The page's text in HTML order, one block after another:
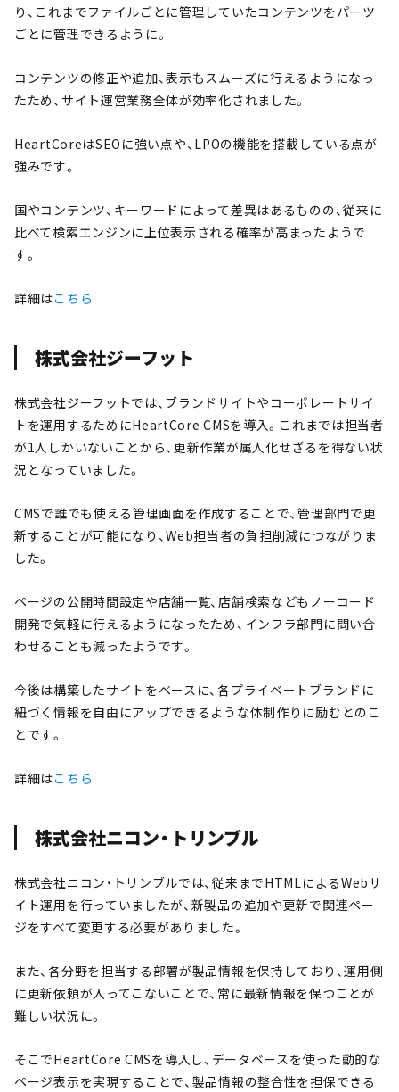
り、これまでファイルごとに管理していたコンテンツをパーツ
ごとに管理できるように。
コンテンツの修正や追加、表示もスムーズに行えるようになっ
たため、サイト運営業務全体が効率化されました。
HeartCoreはSEOに強い点や、LPOの機能を搭載している点が
強みです。
国やコンテンツ、キーワードによって差異はあるものの、従来に
比べて検索エンジンに上位表示される確率が高まったようで
す。
詳細はこちら
株式会社ジーフット
株式会社ジーフットでは、ブランドサイトやコーポレートサイ
トを運用するためにHeartCore CMSを導入。これまでは担当者
が1人しかいないことから、更新作業が属人化せざるを得ない状
況となっていました。
CMSで誰でも使える管理画面を作成することで、管理部門で更
新することが可能になり、Web担当者の負担削減につながりま
した。
ページの公開時間設定や店舗一覧、店舗検索などもノーコード
開発で気軽に行えるようになったため、インフラ部門に問い合
わせることも減ったようです。
今後は構築したサイトをベースに、各プライベートブランドに
紐づく情報を自由にアップできるような体制作りに励むとのこ
とです。
詳細はこちら
株式会社ニコン・トリンブル
株式会社ニコン・トリンブルでは、従来までHTMLによるWebサ
イト運用を行っていましたが、新製品の追加や更新で関連ペー
ジをすべて変更する必要がありました。
また、各分野を担当する部署が製品情報を保持しており、運用側
に更新依頼が入ってこないことで、常に最新情報を保つことが
難しい状況に。
そこでHeartCore CMSを導入し、データベースを使った動的な
ページ表示を実現することで、製品情報の整合性を担保できる